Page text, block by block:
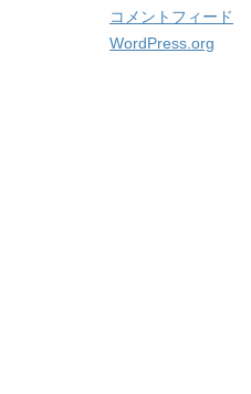
コメントフィード
WordPress.org